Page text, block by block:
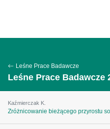
Leśne Prace Badawcze
Leśne Prace Badawcze
Kaźmierczak K.
Zróżnicowanie bieżącego przyrostu